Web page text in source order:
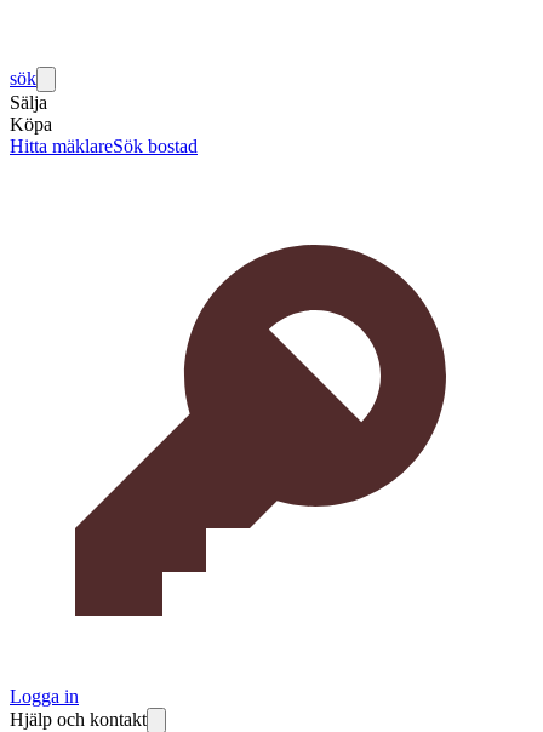
sök
Sälja
Köpa
Hitta mäklareSök bostad
Logga in
Hjälp och kontakt